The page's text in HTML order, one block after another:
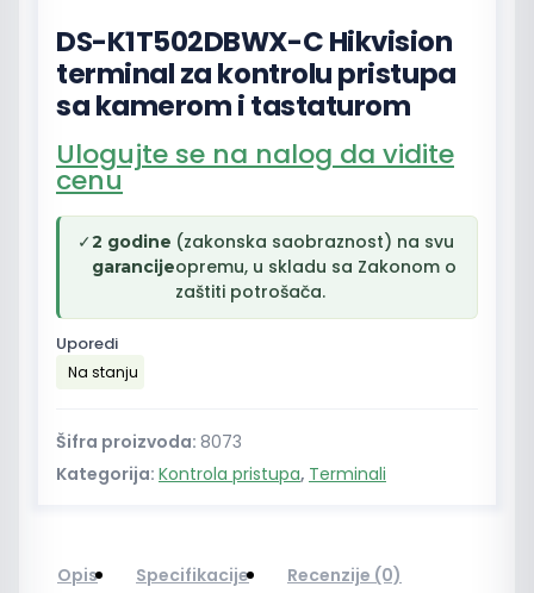
DS-K1T502DBWX-C Hikvision
terminal za kontrolu pristupa
sa kamerom i tastaturom
Ulogujte se na nalog da vidite
cenu
✓2 godine
garancije
(zakonska saobraznost) na svu
opremu, u skladu sa Zakonom o
zaštiti potrošača.
Uporedi
Na stanju
Šifra proizvoda: 8073
Kategorija: Kontrola pristupa, Terminali
Opis Specifikacije Recenzije (0)